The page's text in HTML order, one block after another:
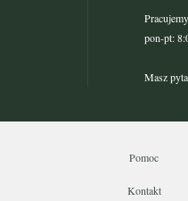
pon-pt:
Masz
Pomoc
Kontakt